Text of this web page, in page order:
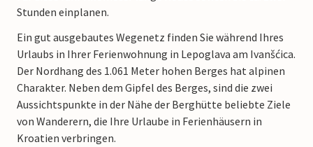
Stunden einplanen.
Ein gut ausgebautes Wegenetz finden Sie während Ihres
Urlaubs in Ihrer Ferienwohnung in Lepoglava am Ivanšćica.
Der Nordhang des 1.061 Meter hohen Berges hat alpinen
Charakter. Neben dem Gipfel des Berges, sind die zwei
Aussichtspunkte in der Nähe der Berghütte beliebte Ziele
von Wanderern, die Ihre Urlaube in Ferienhäusern in
Kroatien verbringen.